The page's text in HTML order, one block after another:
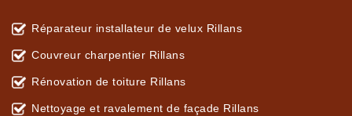
Réparateur installateur de velux Rillans
Couvreur charpentier Rillans
Rénovation de toiture Rillans
Nettoyage et ravalement de façade Rillans